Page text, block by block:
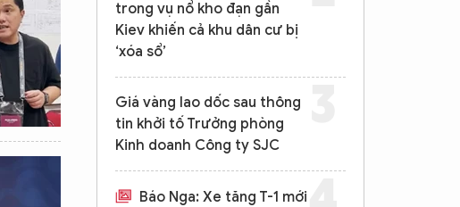
trong vụ nổ kho đạn gần
Kiev khiến cả khu dân cư bị
‘xóa sổ’
Giá vàng lao dốc sau thông
tin khởi tố Trưởng phòng
Kinh doanh Công ty SJC
Báo Nga: Xe tăng T-1 mới